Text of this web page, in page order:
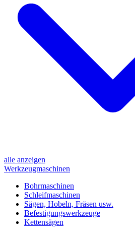
alle anzeigen
Werkzeugmaschinen
Bohrmaschinen
Schleifmaschinen
Sägen, Hobeln, Fräsen usw.
Befestigungswerkzeuge
Kettensägen